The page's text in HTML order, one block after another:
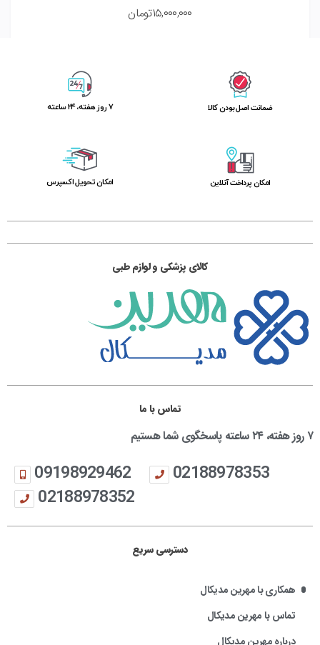
۱۵,۰۰۰,۰۰۰تومان
ﺿﻤﺎﻧﺖ اﺻﻞ ﺑﻮدن ﮐﺎﻟﺎ
امکان پرداخت آنلاین
۷ روز ﻫﻔﺘﻪ، ۲۴ ﺳﺎﻋﺘﻪ
اﻣﮑﺎن ﺗﺤﻮﯾﻞ اﮐﺴﭙﺮس
کالای پزشکی و لوازم طبی
تماس با ما
۷ روز هفته، ۲۴ ساعته پاسخگوی شما هستیم
09198929462
02188978353
02188978352
دسترسی سریع
همکاری با مهرین مدیکال
تماس با مهرین مدیکال
درباره مهرین مدیکال